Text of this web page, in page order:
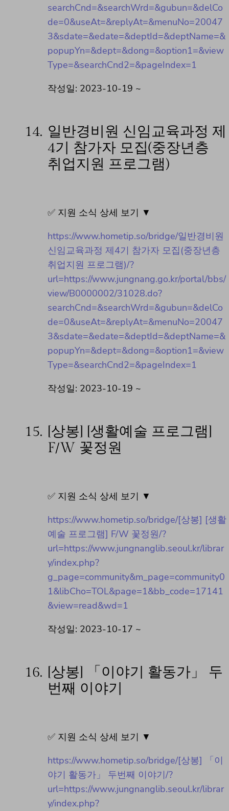
searchCnd=&searchWrd=&gubun=&delCo
de=0&useAt=&replyAt=&menuNo=20047
3&sdate=&edate=&deptId=&deptName=&
popupYn=&dept=&dong=&option1=&view
Type=&searchCnd2=&pageIndex=1
작성일: 2023-10-19 ~
14. 일반경비원 신임교육과정 제
4기 참가자 모집(중장년층
취업지원 프로그램)
✅ 지원 소식 상세 보기 ▼
https://www.hometip.so/bridge/일반경비원
신임교육과정 제4기 참가자 모집(중장년층
취업지원 프로그램)/?
url=https://www.jungnang.go.kr/portal/bbs/
view/B0000002/31028.do?
searchCnd=&searchWrd=&gubun=&delCo
de=0&useAt=&replyAt=&menuNo=20047
3&sdate=&edate=&deptId=&deptName=&
popupYn=&dept=&dong=&option1=&view
Type=&searchCnd2=&pageIndex=1
작성일: 2023-10-19 ~
15. [상봉] [생활예술 프로그램]
F/W 꽃정원
✅ 지원 소식 상세 보기 ▼
https://www.hometip.so/bridge/[상봉] [생활
예술 프로그램] F/W 꽃정원/?
url=https://www.jungnanglib.seoul.kr/librar
y/index.php?
g_page=community&m_page=community0
1&libCho=TOL&page=1&bb_code=17141
&view=read&wd=1
작성일: 2023-10-17 ~
16. [상봉] 「이야기 활동가」 두
번째 이야기
✅ 지원 소식 상세 보기 ▼
https://www.hometip.so/bridge/[상봉] 「이
야기 활동가」 두번째 이야기/?
url=https://www.jungnanglib.seoul.kr/librar
y/index.php?